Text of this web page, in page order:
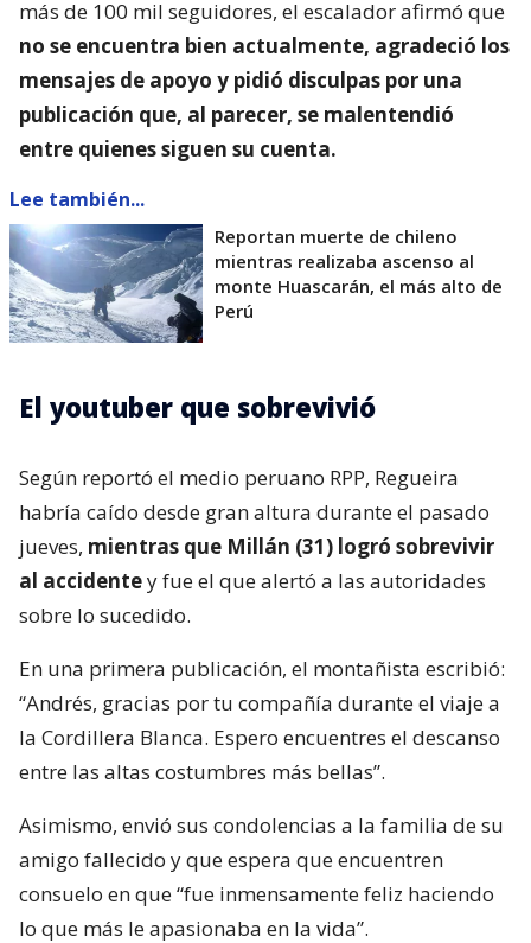
más de 100 mil seguidores, el escalador afirmó que
no se encuentra bien actualmente, agradeció los
mensajes de apoyo y pidió disculpas por una
publicación que, al parecer, se malentendió
entre quienes siguen su cuenta.
Lee también...
Reportan muerte de chileno
mientras realizaba ascenso al
monte Huascarán, el más alto de
Perú
El youtuber que sobrevivió
Según reportó el medio peruano RPP, Regueira
habría caído desde gran altura durante el pasado
jueves, mientras que Millán (31) logró sobrevivir
al accidentey fue el que alertó a las autoridades
sobre lo sucedido.
En una primera publicación, el montañista escribió:
“Andrés, gracias por tu compañía durante el viaje a
la Cordillera Blanca. Espero encuentres el descanso
entre las altas costumbres más bellas”.
Asimismo, envió sus condolencias a la familia de su
amigo fallecido y que espera que encuentren
consuelo en que “fue inmensamente feliz haciendo
lo que más le apasionaba en la vida”.